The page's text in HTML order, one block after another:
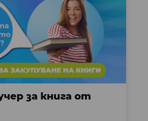
за книга от